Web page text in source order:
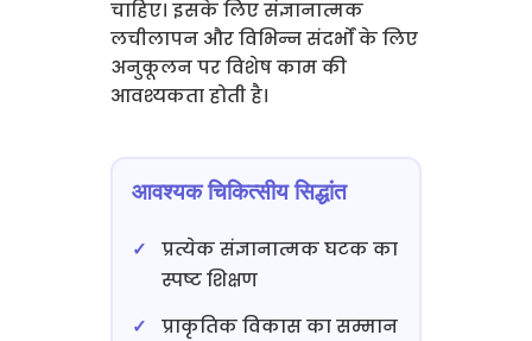
चाहिए। इसके लिए संज्ञानात्मक
लचीलापन और विभिन्न संदर्भों के लिए
अनुकूलन पर विशेष काम की
आवश्यकता होती है।
आवश्यक चिकित्सीय सिद्धांत
प्रत्येक संज्ञानात्मक घटक का
स्पष्ट शिक्षण
प्राकृतिक विकास का सम्मान